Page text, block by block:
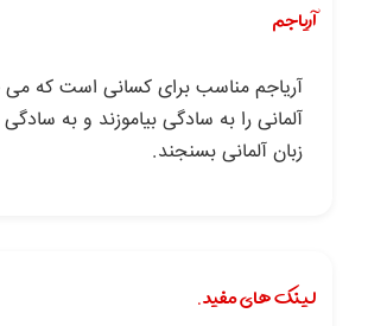
آریاجم
آریاجم مناسب برای کسانی است که می
آلمانی را به سادگی بیاموزند و به
زبان آلمانی بسنجند.
لینک های مفید.